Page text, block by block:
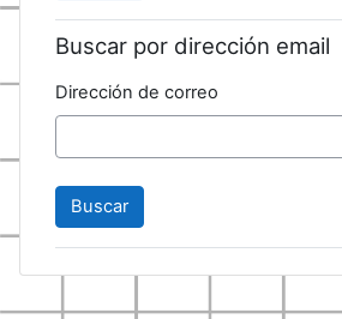
Buscar por dirección email
Dirección de correo